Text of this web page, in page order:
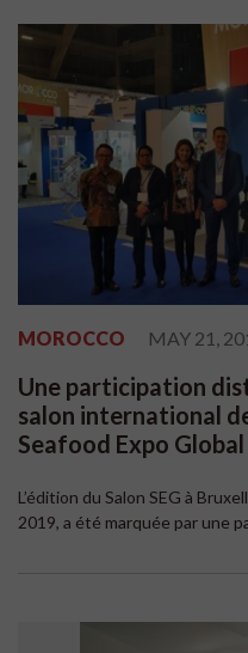
MOROCCO MAY 21,
Une participation
salon international
Seafood Expo Global
L’édition du Salon SEG à
2019, a été marquée par une